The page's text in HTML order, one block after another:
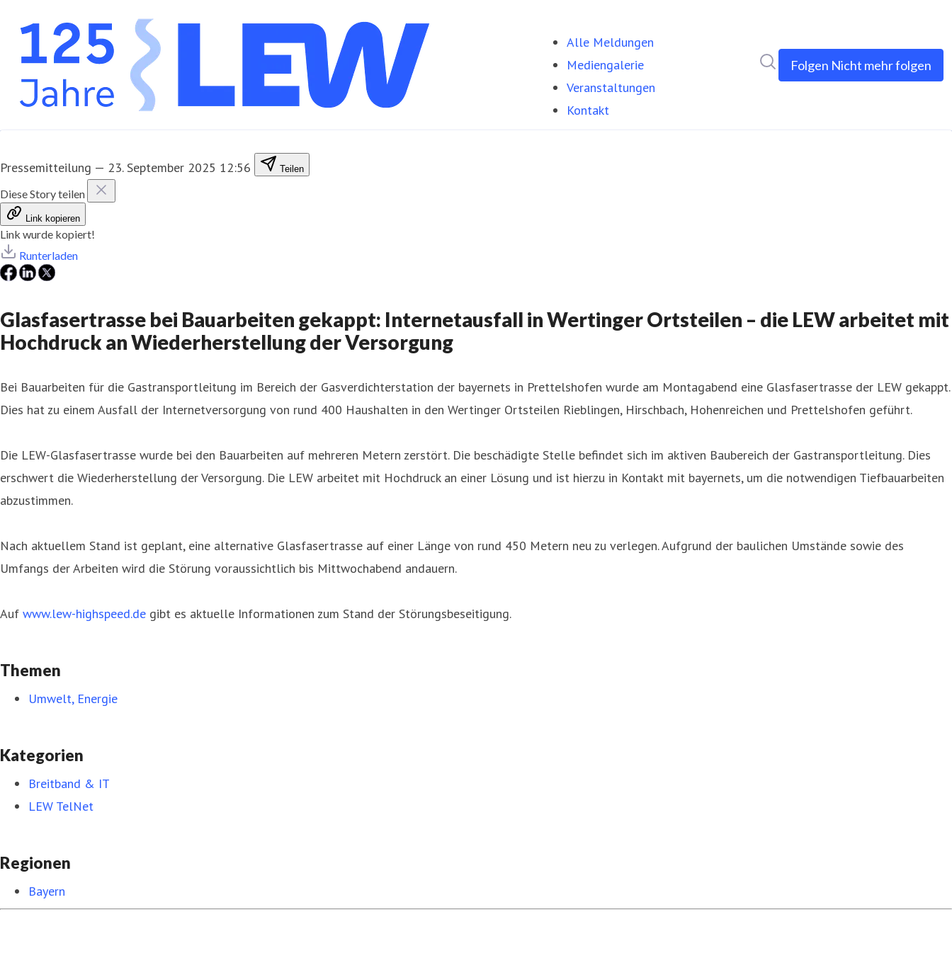
Alle Meldungen
Mediengalerie
Veranstaltungen
Kontakt
Folgen Nicht mehr folgen
Pressemitteilung — 23. September 2025 12:56 Teilen
Diese Story teilen
Link kopieren
Link wurde kopiert!
Runterladen
Glasfasertrasse bei Bauarbeiten gekappt: Internetausfall in Wertinger Ortsteilen – die LEW arbeitet mit
Hochdruck an Wiederherstellung der Versorgung
Bei Bauarbeiten für die Gastransportleitung im Bereich der Gasverdichterstation der bayernets in Prettelshofen wurde am Montagabend eine Glasfasertrasse der LEW gekappt.
Dies hat zu einem Ausfall der Internetversorgung von rund 400 Haushalten in den Wertinger Ortsteilen Rieblingen, Hirschbach, Hohenreichen und Prettelshofen geführt.
Die LEW-Glasfasertrasse wurde bei den Bauarbeiten auf mehreren Metern zerstört. Die beschädigte Stelle befindet sich im aktiven Baubereich der Gastransportleitung. Dies
erschwert die Wiederherstellung der Versorgung. Die LEW arbeitet mit Hochdruck an einer Lösung und ist hierzu in Kontakt mit bayernets, um die notwendigen Tiefbauarbeiten
abzustimmen.
Nach aktuellem Stand ist geplant, eine alternative Glasfasertrasse auf einer Länge von rund 450 Metern neu zu verlegen. Aufgrund der baulichen Umstände sowie des
Umfangs der Arbeiten wird die Störung voraussichtlich bis Mittwochabend andauern.
Auf www.lew-highspeed.de gibt es aktuelle Informationen zum Stand der Störungsbeseitigung.
Themen
Umwelt, Energie
Kategorien
Breitband & IT
LEW TelNet
Regionen
Bayern